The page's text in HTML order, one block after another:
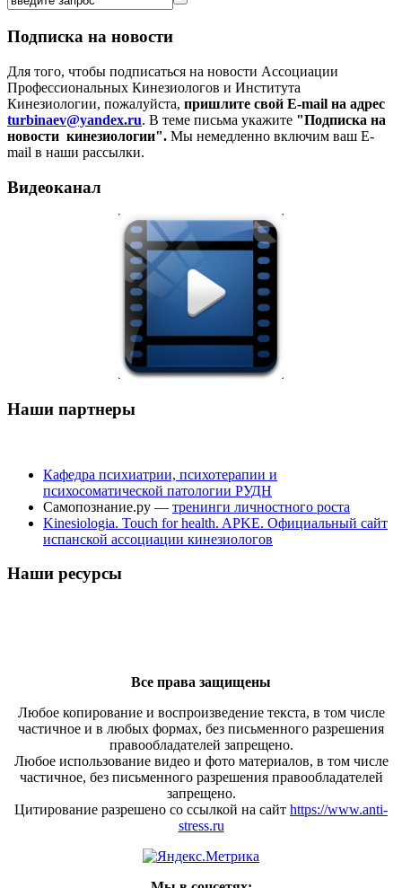
Подписка на новости
Для того, чтобы подписаться на новости Ассоциации
Профессиональных Кинезиологов и Института
Кинезиологии, пожалуйста, пришлите свой E-mail на адрес
turbinaev@yandex.ru. В теме письма укажите "Подписка на
новости кинезиологии". Мы немедленно включим ваш E-
mail в наши рассылки.
Видеоканал
Наши партнеры
Кафедра психиатрии, психотерапии и
психосоматической патологии РУДН
Самопознание.ру — тренинги личностного роста
Kinesiologia. Touch for health. APKE. Официальный сайт
испанской ассоциации кинезиологов
Наши ресурсы
Все права защищены
Любое копирование и воспроизведение текста, в том числе
частичное и в любых формах, без письменного разрешения
правообладателей запрещено.
Любое использование видео и фото материалов, в том числе
частичное, без письменного разрешения правообладателей
запрещено.
Цитирование разрешено со ссылкой на сайт https://www.anti-
stress.ru